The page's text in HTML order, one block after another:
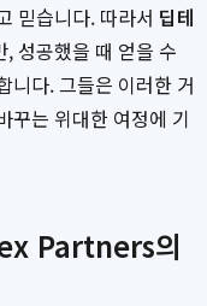
믿습니다. 따라서 딥테
성공했을 때 얻을 수
니다. 그들은 이러한 거
꾸는 위대한 여정에 기
Partners의